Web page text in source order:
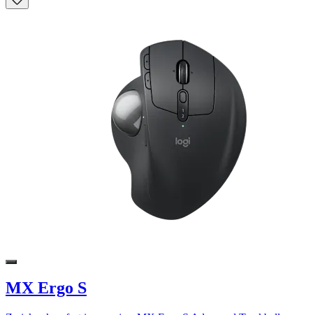
MX Ergo S